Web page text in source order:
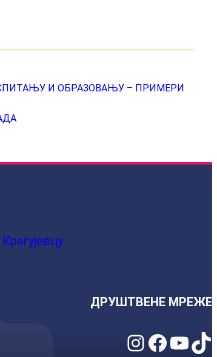
И ОБРАЗОВАЊУ – ПРИМЕРИ
ДРУШТВЕНЕ МРЕЖЕ
Instagram Facebook YouTube TikTok